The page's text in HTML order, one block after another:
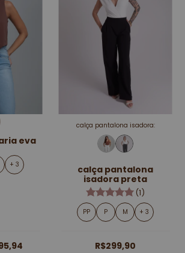
eva
+ 3
calça pantalona isadora:
calça pantalona
isadora preta
(1)
PP P M + 3
R$299,90